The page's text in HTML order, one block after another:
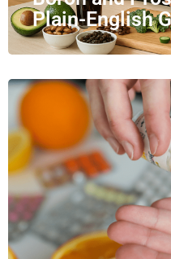
Plain-English